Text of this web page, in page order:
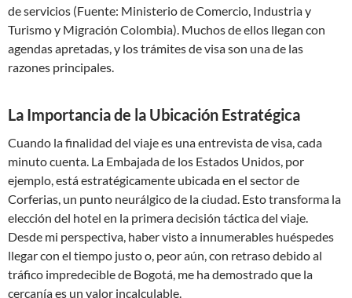
de servicios (Fuente: Ministerio de Comercio, Industria y
Turismo y Migración Colombia). Muchos de ellos llegan con
agendas apretadas, y los trámites de visa son una de las
razones principales.
La Importancia de la Ubicación Estratégica
Cuando la finalidad del viaje es una entrevista de visa, cada
minuto cuenta. La Embajada de los Estados Unidos, por
ejemplo, está estratégicamente ubicada en el sector de
Corferias, un punto neurálgico de la ciudad. Esto transforma la
elección del hotel en la primera decisión táctica del viaje.
Desde mi perspectiva, haber visto a innumerables huéspedes
llegar con el tiempo justo o, peor aún, con retraso debido al
tráfico impredecible de Bogotá, me ha demostrado que la
cercanía es un valor incalculable.